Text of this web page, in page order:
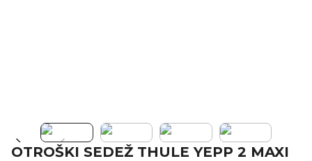
OTROŠKI SEDEŽ THULE YEPP 2 MAXI